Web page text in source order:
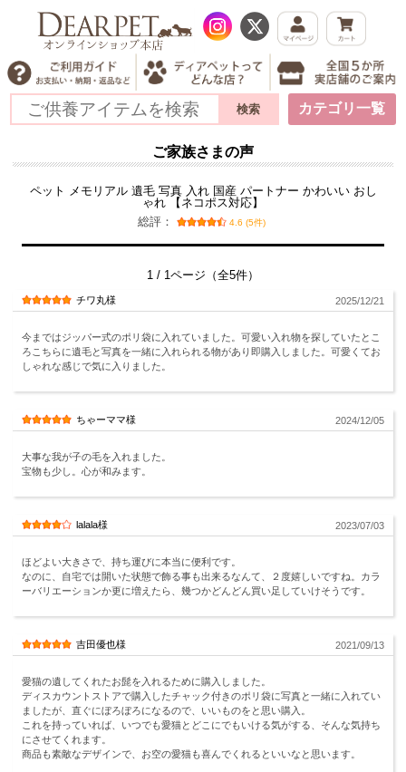
カテゴリ一覧
ご家族さまの声
ペット メモリアル 遺毛 写真 入れ 国産 パートナー かわいい おし
ゃれ 【ネコポス対応】
総評：
4.6 (5件)
1 / 1ページ（全5件）
チワ丸様 2025/12/21
今まではジッパー式のポリ袋に入れていました。可愛い入れ物を探していたとこ
ろこちらに遺毛と写真を一緒に入れられる物があり即購入しました。可愛くてお
しゃれな感じで気に入りました。
ちゃーママ様 2024/12/05
大事な我が子の毛を入れました。
宝物も少し。心が和みます。
lalala様 2023/07/03
ほどよい大きさで、持ち運びに本当に便利です。
なのに、自宅では開いた状態で飾る事も出来るなんて、２度嬉しいですね。カラ
ーバリエーションか更に増えたら、幾つかどんどん買い足していけそうです。
吉田優也様 2021/09/13
愛猫の遺してくれたお髭を入れるために購入しました。
ディスカウントストアで購入したチャック付きのポリ袋に写真と一緒に入れてい
ましたが、直ぐにぼろぼろになるので、いいものをと思い購入。
これを持っていれば、いつでも愛猫とどこにでもいける気がする、そんな気持ち
にさせてくれます。
商品も素敵なデザインで、お空の愛猫も喜んでくれるといいなと思います。